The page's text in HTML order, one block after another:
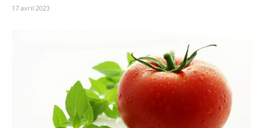
17 avril 2023